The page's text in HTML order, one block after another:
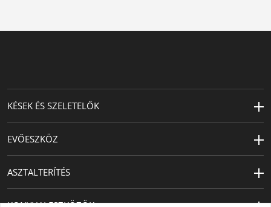
KÉSEK ÉS SZELETELŐK
EVŐESZKÖZ
ASZTALTERÍTÉS